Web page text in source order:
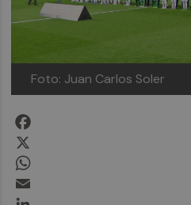
Foto: Juan Carlos Soler